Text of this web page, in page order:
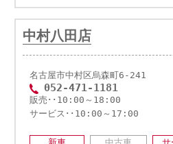
中村八田店
名古屋市中村区烏森町6-241
052-471-1181
販売･･10:00～18:00
サービス･･10:00～17:00
新車 中古車 サ